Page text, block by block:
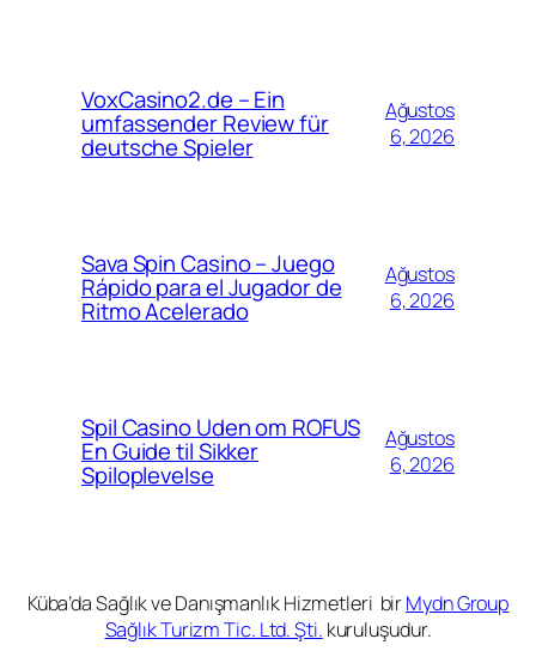
VoxCasino2.de – Ein
umfassender Review für
deutsche Spieler
Ağustos
6, 2026
Sava Spin Casino – Juego
Rápido para el Jugador de
Ritmo Acelerado
Ağustos
6, 2026
Spil Casino Uden om ROFUS
En Guide til Sikker
Spiloplevelse
Ağustos
6, 2026
Küba’da Sağlık ve Danışmanlık Hizmetleri birMydn Group
Sağlık Turizm Tic. Ltd. Şti. kuruluşudur.